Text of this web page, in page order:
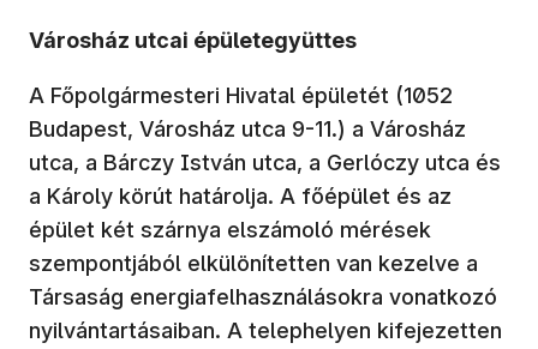
Városház utcai épületegyüttes
A Főpolgármesteri Hivatal épületét (1052
Budapest, Városház utca 9-11.) a Városház
utca, a Bárczy István utca, a Gerlóczy utca és
a Károly körút határolja. A főépület és az
épület két szárnya elszámoló mérések
szempontjából elkülönítetten van kezelve a
Társaság energiafelhasználásokra vonatkozó
nyilvántartásaiban. A telephelyen kifejezetten